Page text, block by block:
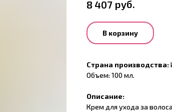
8 407 руб.
В корзину
Страна производства:
Объем: 100 мл.
Описание:
Крем для ухода за